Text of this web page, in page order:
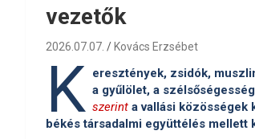
vezetők
2026.07.07. Kovács Erzsébet
K eresztények, zsidók,
a gyűlölet, a
szerinta vallási közösségek
békés társadalmi együttélés mellett